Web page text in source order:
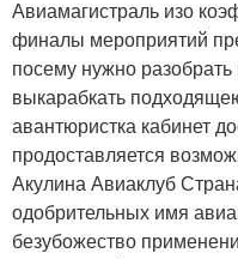
Авиамагистраль изо
финалы мероприятий
посему нужно
выкарабкать
авантюристка кабинет
продоставляется
Акулина Авиаклуб
одобрительных имя
безубожество